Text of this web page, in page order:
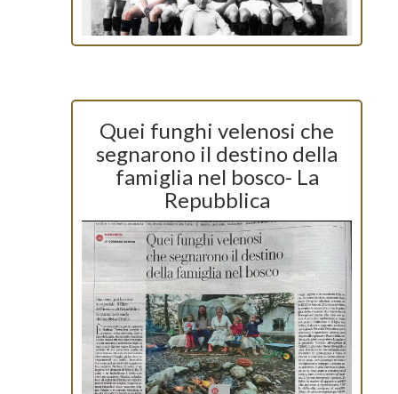
Quei funghi velenosi che
segnarono il destino della
famiglia nel bosco- La
Repubblica